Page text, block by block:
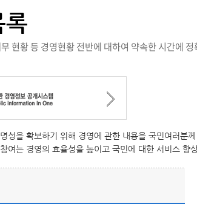
록
현황 등 경영현황 전반에 대하여 약속한 시간에
성을 확보하기 위해 경영에 관한 내용을 국민여러분
여는 경영의 효율성을 높이고 국민에 대한 서비스 향